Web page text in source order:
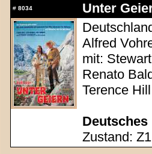
# 8034
Unter
Alfred
mit:
Renato
Terence
Deutsches
Zustand: